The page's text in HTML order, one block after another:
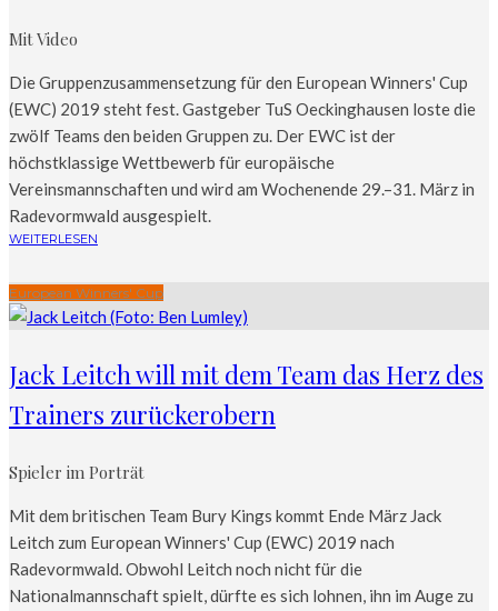
Mit Video
Die Gruppenzusammensetzung für den European Winners' Cup
(EWC) 2019 steht fest. Gastgeber TuS Oeckinghausen loste die
zwölf Teams den beiden Gruppen zu. Der EWC ist der
höchstklassige Wettbewerb für europäische
Vereinsmannschaften und wird am Wochenende 29.–31. März in
Radevormwald ausgespielt.
WEITERLESEN
European Winners' Cup
Jack Leitch will mit dem Team das Herz des
Trainers zurückerobern
Spieler im Porträt
Mit dem britischen Team Bury Kings kommt Ende März Jack
Leitch zum European Winners' Cup (EWC) 2019 nach
Radevormwald. Obwohl Leitch noch nicht für die
Nationalmannschaft spielt, dürfte es sich lohnen, ihn im Auge zu